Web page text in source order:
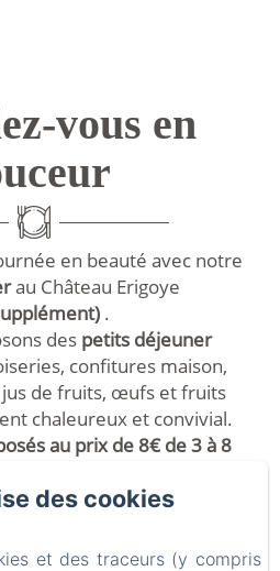
vous en
en beauté avec notre
au Château Erigoye
.
des petits déjeuner
confitures maison,
jus de fruits, œufs et fruits
chaleureux et convivial.
au prix de 8€ de 3 à 8
des cookies
et des traceurs (y compris